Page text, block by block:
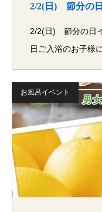
2/2(日) 節分の
2/2(日) 節分の日
日ご入浴のお子様
お風呂イベント